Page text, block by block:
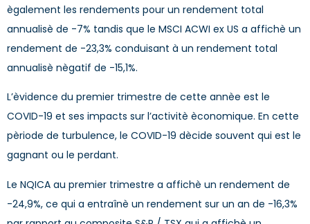
ègalement les rendements pour un rendement total
annualisè de -7% tandis que le MSCI ACWI ex US a affichè un
rendement de -23,3% conduisant à un rendement total
annualisè nègatif de -15,1%.
L’èvidence du premier trimestre de cette annèe est le
COVID-19 et ses impacts sur l’activitè èconomique. En cette
pèriode de turbulence, le COVID-19 dècide souvent qui est le
gagnant ou le perdant.
Le NQICA au premier trimestre a affichè un rendement de
-24,9%, ce qui a entraînè un rendement sur un an de -16,3%